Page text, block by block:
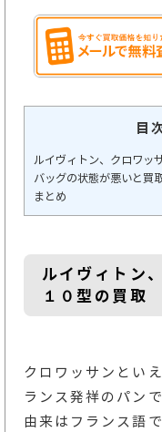
目
ルイヴィトン、クロワッ
バッグの状態が悪いと買
まとめ
ルイヴィトン
１０型の買取
クロワッサンとい
ランス発祥のパン
由来はフランス語